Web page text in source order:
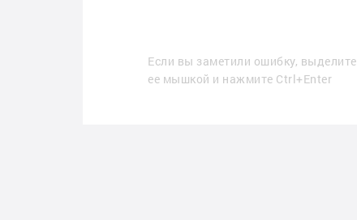
Если вы заметили ошибку, выделите
ее мышкой и нажмите Ctrl+Enter